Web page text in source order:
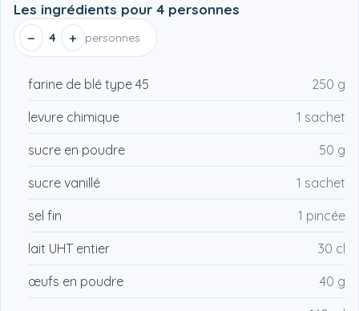
Les ingrédients pour 4 personnes
−
4 + personnes
farine de blé type 45 250 g
levure chimique 1 sachet
sucre en poudre 50 g
sucre vanillé 1 sachet
sel fin 1 pincée
lait UHT entier 30 cl
œufs en poudre 40 g